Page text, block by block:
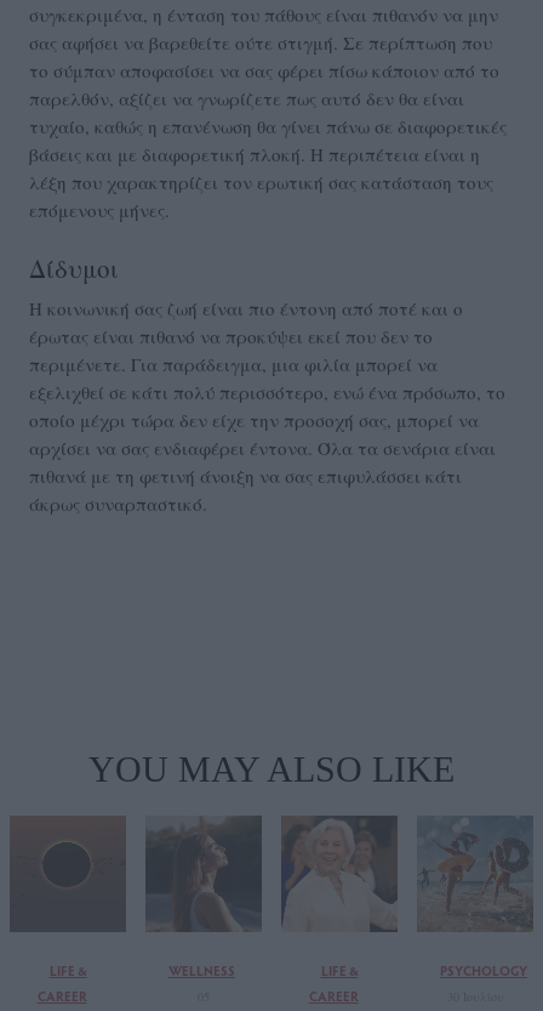
συγκεκριμένα, η ένταση του πάθους είναι πιθανόν να μην
σας αφήσει να βαρεθείτε ούτε στιγμή. Σε περίπτωση που
το σύμπαν αποφασίσει να σας φέρει πίσω κάποιον από το
παρελθόν, αξίζει να γνωρίζετε πως αυτό δεν θα είναι
τυχαίο, καθώς η επανένωση θα γίνει πάνω σε διαφορετικές
βάσεις και με διαφορετική πλοκή. Η περιπέτεια είναι η
λέξη που χαρακτηρίζει τον ερωτική σας κατάσταση τους
επόμενους μήνες.
Δίδυμοι
Η κοινωνική σας ζωή είναι πιο έντονη από ποτέ και ο
έρωτας είναι πιθανό να προκύψει εκεί που δεν το
περιμένετε. Για παράδειγμα, μια φιλία μπορεί να
εξελιχθεί σε κάτι πολύ περισσότερο, ενώ ένα πρόσωπο, το
οποίο μέχρι τώρα δεν είχε την προσοχή σας, μπορεί να
αρχίσει να σας ενδιαφέρει έντονα. Όλα τα σενάρια είναι
πιθανά με τη φετινή άνοιξη να σας επιφυλάσσει κάτι
άκρως συναρπαστικό.
YOU MAY ALSO LIKE
LIFE &
CAREER
WELLNESS
LIFE &
CAREER
PSYCHOLOGY